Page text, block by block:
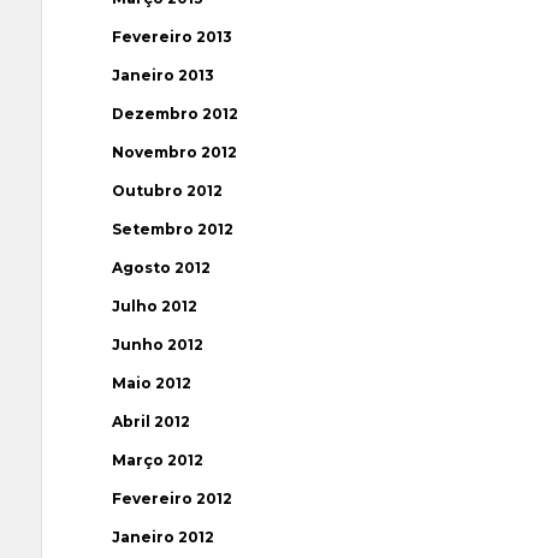
Fevereiro 2013
Janeiro 2013
Dezembro 2012
Novembro 2012
Outubro 2012
Setembro 2012
Agosto 2012
Julho 2012
Junho 2012
Maio 2012
Abril 2012
Março 2012
Fevereiro 2012
Janeiro 2012